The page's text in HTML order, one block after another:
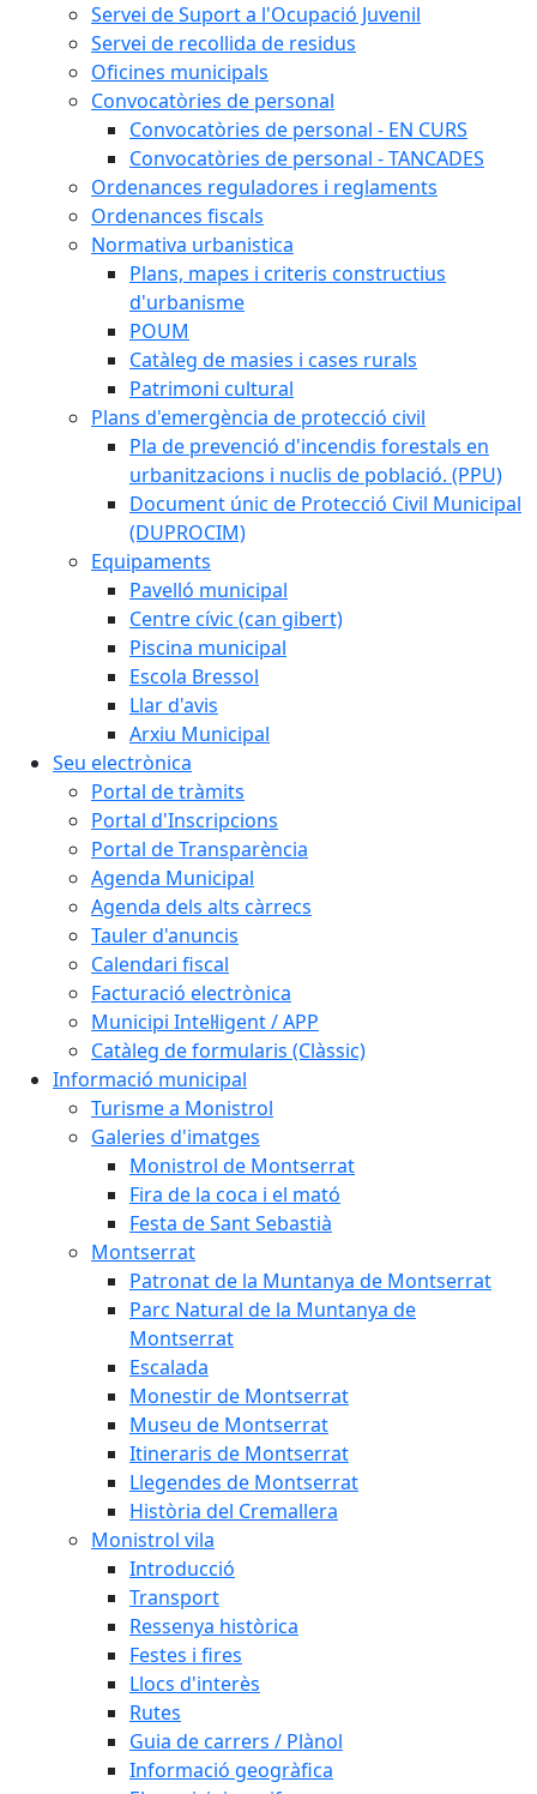
Servei de Suport a l'Ocupació Juvenil
Servei de recollida de residus
Oficines municipals
Convocatòries de personal
Convocatòries de personal - EN CURS
Convocatòries de personal - TANCADES
Ordenances reguladores i reglaments
Ordenances fiscals
Normativa urbanistica
Plans, mapes i criteris constructius
d'urbanisme
POUM
Catàleg de masies i cases rurals
Patrimoni cultural
Plans d'emergència de protecció civil
Pla de prevenció d'incendis forestals en
urbanitzacions i nuclis de població. (PPU)
Document únic de Protecció Civil Municipal
(DUPROCIM)
Equipaments
Pavelló municipal
Centre cívic (can gibert)
Piscina municipal
Escola Bressol
Llar d'avis
Arxiu Municipal
Seu electrònica
Portal de tràmits
Portal d'Inscripcions
Portal de Transparència
Agenda Municipal
Agenda dels alts càrrecs
Tauler d'anuncis
Calendari fiscal
Facturació electrònica
Municipi Intel·ligent / APP
Catàleg de formularis (Clàssic)
Informació municipal
Turisme a Monistrol
Galeries d'imatges
Monistrol de Montserrat
Fira de la coca i el mató
Festa de Sant Sebastià
Montserrat
Patronat de la Muntanya de Montserrat
Parc Natural de la Muntanya de
Montserrat
Escalada
Monestir de Montserrat
Museu de Montserrat
Itineraris de Montserrat
Llegendes de Montserrat
Història del Cremallera
Monistrol vila
Introducció
Transport
Ressenya històrica
Festes i fires
Llocs d'interès
Rutes
Guia de carrers / Plànol
Informació geogràfica